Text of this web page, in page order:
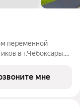
переменной
в г.Чебоксары,
с
мне